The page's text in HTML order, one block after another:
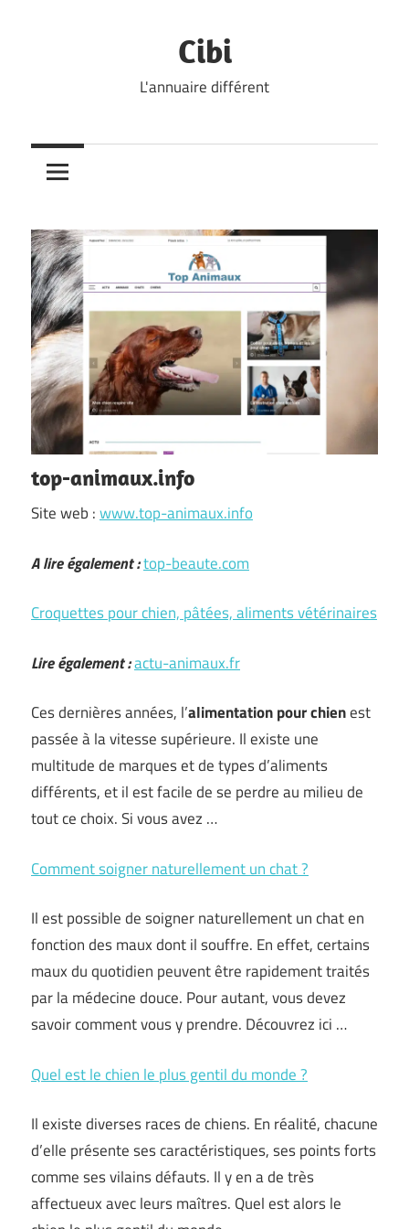
Cibi
L'annuaire différent
top-animaux.info
Site web :www.top-animaux.info
A lire également :top-beaute.com
Croquettes pour chien, pâtées, aliments vétérinaires
Lire également :actu-animaux.fr
Ces dernières années, l’alimentation pour chienest
passée à la vitesse supérieure. Il existe une
multitude de marques et de types d’aliments
différents, et il est facile de se perdre au milieu de
tout ce choix. Si vous avez …
Comment soigner naturellement un chat ?
Il est possible de soigner naturellement un chat en
fonction des maux dont il souffre. En effet, certains
maux du quotidien peuvent être rapidement traités
par la médecine douce. Pour autant, vous devez
savoir comment vous y prendre. Découvrez ici …
Quel est le chien le plus gentil du monde ?
Il existe diverses races de chiens. En réalité, chacune
d’elle présente ses caractéristiques, ses points forts
comme ses vilains défauts. Il y en a de très
affectueux avec leurs maîtres. Quel est alors le